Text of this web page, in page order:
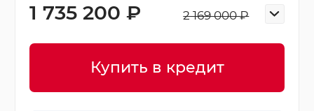
2 169 000 ₽
1 735 200 ₽
Купить в кредит